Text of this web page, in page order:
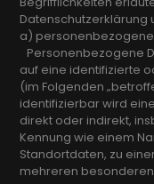
a)
Personenbezogene
auf eine identifizierte
(im Folgenden
identifizierbar wird
direkt oder indirekt,
Kennung wie einem
Standortdaten, zu
mehreren